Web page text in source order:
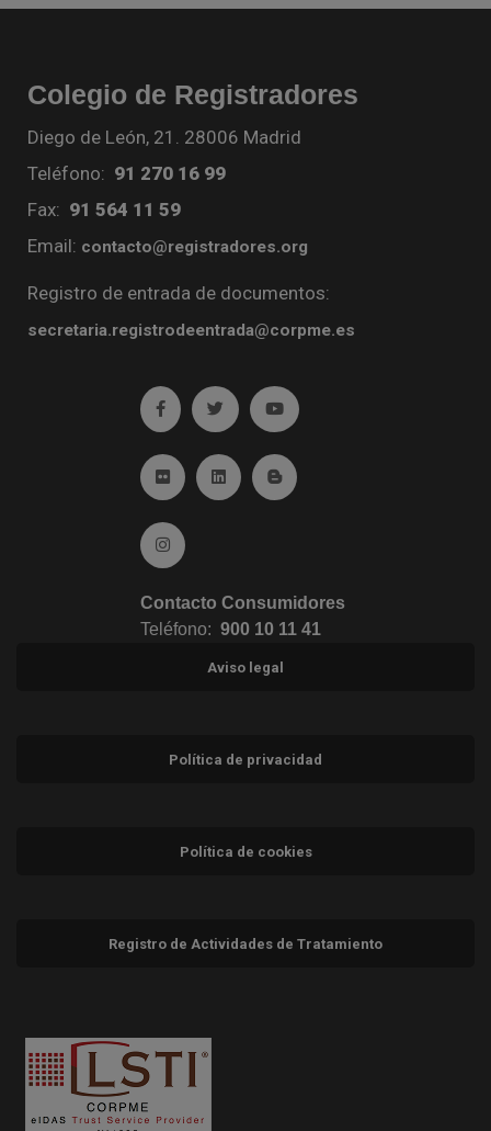
Colegio de Registradores
Diego de León, 21. 28006 Madrid
Teléfono: 91 270 16 99
Fax: 91 564 11 59
Email: contacto@registradores.org
Registro de entrada de documentos:
secretaria.registrodeentrada@corpme.es
Ir a facebook (abre en ventana nueva)
Ir a twitter (abre en ventana nueva)
Ir a YouTube (abre en
Ir a Flickr (abre en ventana nueva)
Ir a Linkedin (abre en ventana nueva)
Ir al Blog (abre en ventana
Ir a Instagram (abre en ventana nueva)
Contacto Consumidores
Teléfono: 900 10 11 41
Aviso legal
Política de privacidad
Política de cookies
Registro de Actividades de Tratamiento